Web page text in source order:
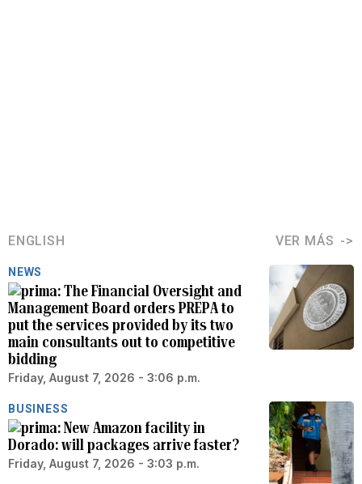
ENGLISH VER MÁS
NEWS
The Financial Oversight and
Management Board orders PREPA to
put the services provided by its two
main consultants out to competitive
bidding
Friday, August 7, 2026 - 3:06 p.m.
BUSINESS
New Amazon facility in
Dorado: will packages arrive faster?
Friday, August 7, 2026 - 3:03 p.m.